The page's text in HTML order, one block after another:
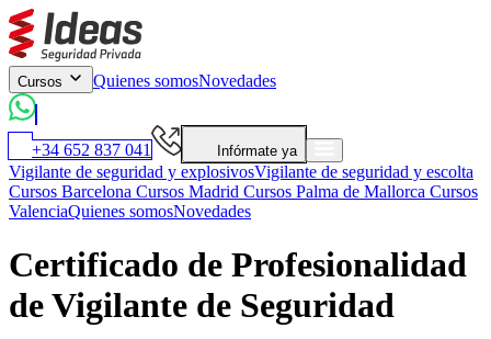
Cursos Quienes somosNovedades
+34 652 837 041 Infórmate ya
Vigilante de seguridad y explosivosVigilante de seguridad y escolta
Cursos Barcelona Cursos Madrid Cursos Palma de Mallorca Cursos
ValenciaQuienes somosNovedades
Certificado de Profesionalidad
de Vigilante de Seguridad